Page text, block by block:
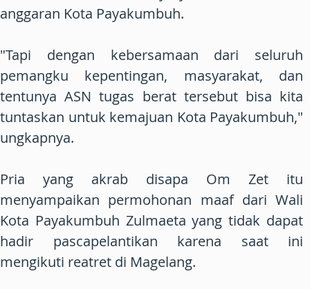
anggaran Kota Payakumbuh.
"Tapi dengan kebersamaan dari seluruh
pemangku kepentingan, masyarakat, dan
tentunya ASN tugas berat tersebut bisa kita
tuntaskan untuk kemajuan Kota Payakumbuh,"
ungkapnya.
Pria yang akrab disapa Om Zet itu
menyampaikan permohonan maaf dari Wali
Kota Payakumbuh Zulmaeta yang tidak dapat
hadir pascapelantikan karena saat ini
mengikuti reatret di Magelang.